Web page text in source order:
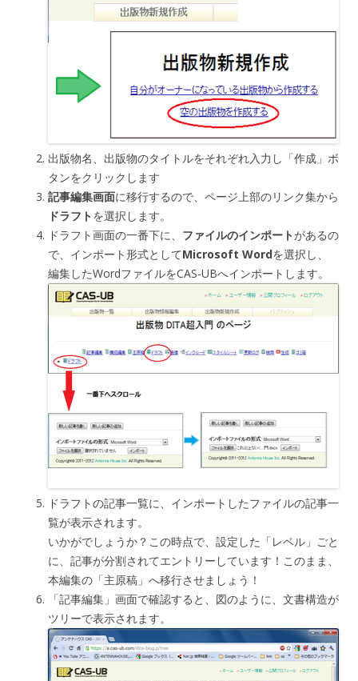
出版物名、出版物のタイトルをそれぞれ入力し「作成」ボ
タンをクリックします
記事編集画面に移行するので、ページ上部のリンク集から
ドラフト を選択します。
ドラフト画面の一番下に、 ファイルのインポートがあるの
で、インポート形式としてMicrosoft Wordを選択し、
編集したWordファイルをCAS-UBへインポートします。
ドラフトの記事一覧に、インポートしたファイルの記事一
覧が表示されます。
いかがでしょうか？この時点で、設定した「レベル」ごと
に、記事が分割されてエントリーしています！このまま、
本編集の「主原稿」へ移行させましょう！
「記事編集」画面で確認すると、図のように、文書構造が
ツリーで表示されます。